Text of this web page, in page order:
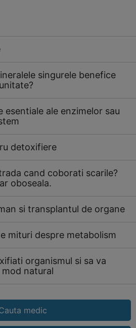
singurele benefice
esentiale ale enzimelor sau
detoxifiere
cand coborati scarile?
oboseala.
si transplantul de organe
mituri despre metabolism
organismul si sa va
natural
medic